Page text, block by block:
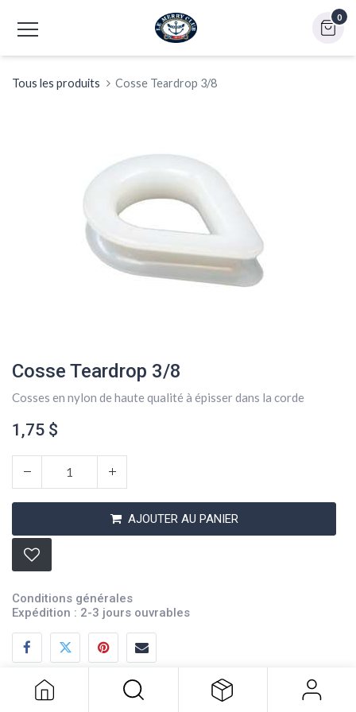
0
Tous les produits Cosse Teardrop 3/8
Cosse Teardrop 3/8
Cosses en nylon de haute qualité à épisser dans la corde
1,75 $
AJOUTER AU PANIER
Conditions générales
Expédition : 2-3 jours ouvrables
Description
Cosse Teardrop 3/8
1,75$